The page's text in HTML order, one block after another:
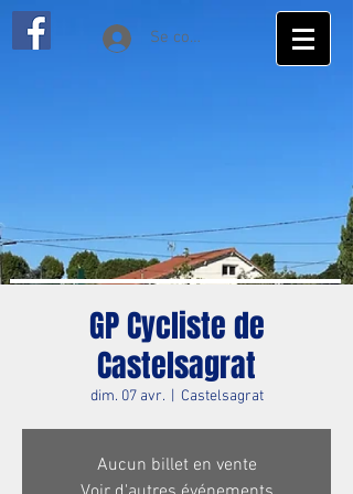
Se connecter
GP Cycliste de
Castelsagrat
dim. 07 avr.
  |
Castelsagrat
Aucun billet en vente